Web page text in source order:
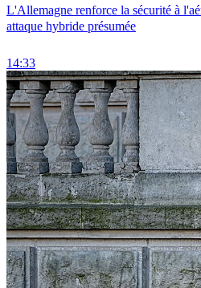
L'Allemagne renforce la sécurité à
attaque hybride présumée
14:33